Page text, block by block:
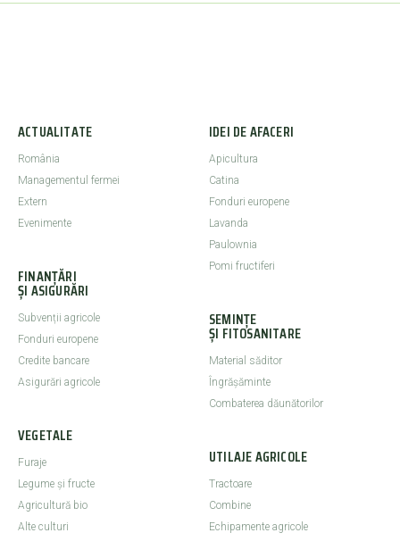
ACTUALITATE
România
Managementul fermei
Extern
Evenimente
FINANȚĂRI
ȘI ASIGURĂRI
Subvenții agricole
Fonduri europene
Credite bancare
Asigurări agricole
VEGETALE
Furaje
Legume şi fructe
Agricultură bio
Alte culturi
IDEI DE AFACERI
Apicultura
Catina
Fonduri europene
Lavanda
Paulownia
Pomi fructiferi
SEMINȚE
ȘI FITOSANITARE
Material săditor
Îngrășăminte
Combaterea dăunătorilor
UTILAJE AGRICOLE
Tractoare
Combine
Echipamente agricole